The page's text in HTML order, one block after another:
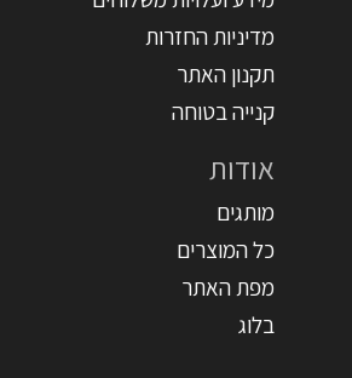
מדיניות החזרות
תקנון האתר
קנייה בטוחה
אודות
מותגים
כל המוצרים
מפת האתר
בלוג